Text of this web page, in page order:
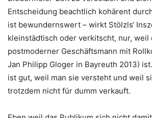
Entscheidung beachtlich kohärent
ist bewundernswert – wirkt Stölzls‘
kleinstädtisch oder verkitscht, nur, weil
postmoderner Geschäftsmann mit
Jan Philipp Gloger in Bayreuth 2013)
ist gut, weil man sie versteht und weil
trotzdem nicht für dumm verkauft.